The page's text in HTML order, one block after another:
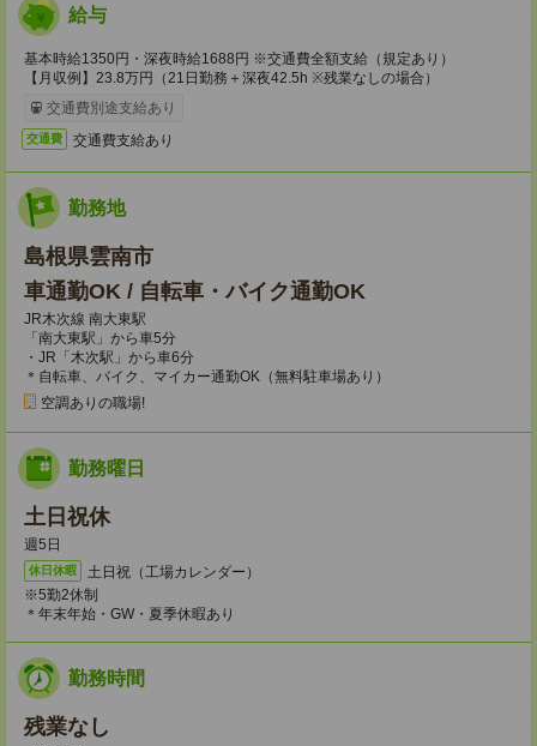
給与
基本時給1350円・深夜時給1688円 ※交通費全額支給（規定あり）
【月収例】23.8万円（21日勤務＋深夜42.5h ※残業なしの場合）
交通費別途支給あり
交通費 交通費支給あり
勤務地
島根県雲南市
車通勤OK / 自転車・バイク通勤OK
JR木次線 南大東駅
「南大東駅」から車5分
・JR「木次駅」から車6分
＊自転車、バイク、マイカー通勤OK（無料駐車場あり）
空調ありの職場!
勤務曜日
土日祝休
週5日
休日休暇
土日祝（工場カレンダー）
※5勤2休制
＊年末年始・GW・夏季休暇あり
勤務時間
残業なし